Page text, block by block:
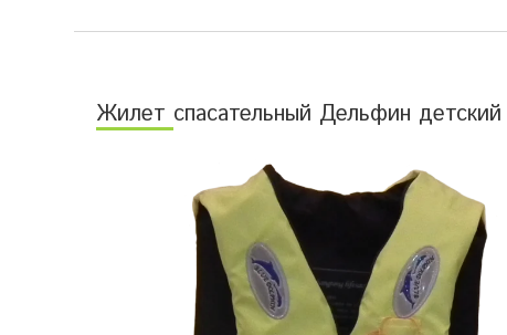
Жилет спасательный Дельфин детский